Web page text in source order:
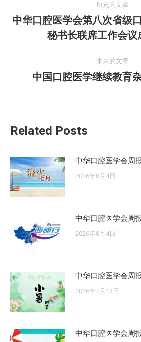
章
历史的文章
历
史
文
章：
中华口腔医学会第八次省级
秘书长联席工作会议
未来的文章
未
中国口腔医学继续教育
Related Posts
中华口腔医学会周
2026年8月4日
中华口腔医学会周
2026年8月4日
中华口腔医学会周
2026年7月13日
中华口腔医学会周